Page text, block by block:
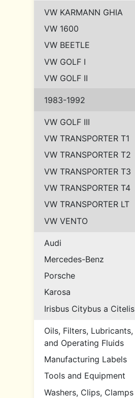
VW KARMANN GHIA
VW 1600
VW BEETLE
VW GOLF I
VW GOLF II
1983-1992
VW GOLF III
VW TRANSPORTER T1
VW TRANSPORTER T2
VW TRANSPORTER T3
VW TRANSPORTER T4
VW TRANSPORTER LT
VW VENTO
Audi
Mercedes-Benz
Porsche
Karosa
Irisbus Citybus a Citelis
Oils, Filters, Lubricants,
and Operating Fluids
Manufacturing Labels
Tools and Equipment
Washers, Clips, Clamps